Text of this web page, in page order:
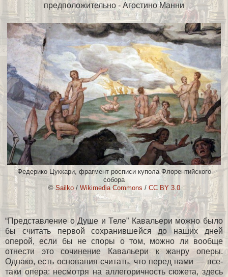
предположительно - Агостино Манни
Федерико Цуккари, фрагмент росписи купола Флорентийского
собора
©Sailko/ Wikimedia Сommons / CC BY 3.0
“Представление о Душе и Теле” Кавальери можно было
бы считать первой сохранившейся до наших дней
оперой, если бы не споры о том, можно ли вообще
отнести это сочинение Кавальери к жанру оперы.
Однако, есть основания считать, что перед нами — все-
таки опера: несмотря на аллегоричность сюжета, здесь